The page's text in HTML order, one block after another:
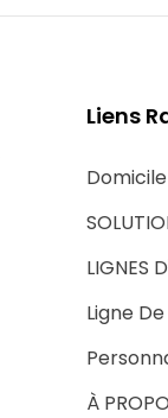
Liens
Domicile
LIGNES
Ligne
À